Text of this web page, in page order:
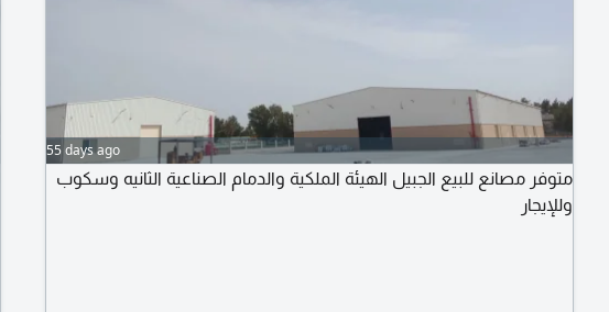
55 days ago
متوفر مصانع للبيع الجبيل الهيئة الملكية والدمام الصناعية الثانيه وسكوب
وللإيجار